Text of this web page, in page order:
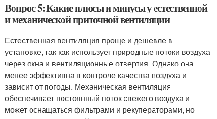
Вопрос 5: Какие плюсы и минусы у естественной
и механической приточной вентиляции
Естественная вентиляция проще и дешевле в
установке, так как использует природные потоки воздуха
через окна и вентиляционные отвертия. Однако она
менее эффективна в контроле качества воздуха и
зависит от погоды. Механическая вентиляция
обеспечивает постоянный поток свежего воздуха и
может оснащаться фильтрами и рекуператорами, но